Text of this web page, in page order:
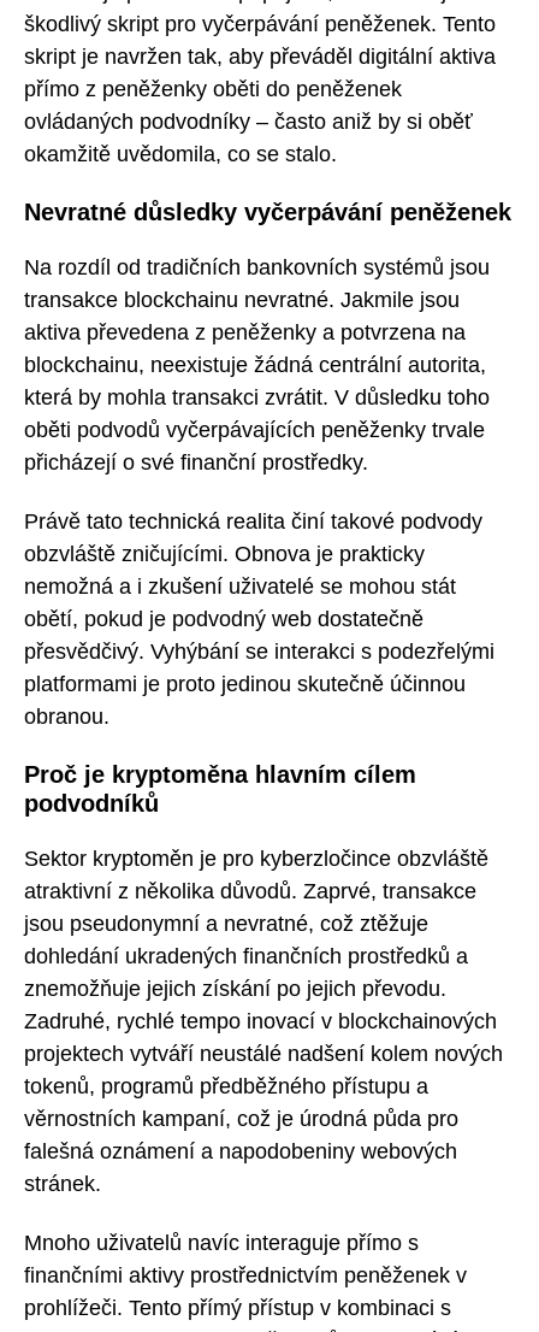
škodlivý skript pro vyčerpávání peněženek. Tento
skript je navržen tak, aby převáděl digitální aktiva
přímo z peněženky oběti do peněženek
ovládaných podvodníky – často aniž by si oběť
okamžitě uvědomila, co se stalo.
Nevratné důsledky vyčerpávání peněženek
Na rozdíl od tradičních bankovních systémů jsou
transakce blockchainu nevratné. Jakmile jsou
aktiva převedena z peněženky a potvrzena na
blockchainu, neexistuje žádná centrální autorita,
která by mohla transakci zvrátit. V důsledku toho
oběti podvodů vyčerpávajících peněženky trvale
přicházejí o své finanční prostředky.
Právě tato technická realita činí takové podvody
obzvláště zničujícími. Obnova je prakticky
nemožná a i zkušení uživatelé se mohou stát
obětí, pokud je podvodný web dostatečně
přesvědčivý. Vyhýbání se interakci s podezřelými
platformami je proto jedinou skutečně účinnou
obranou.
Proč je kryptoměna hlavním cílem
podvodníků
Sektor kryptoměn je pro kyberzločince obzvláště
atraktivní z několika důvodů. Zaprvé, transakce
jsou pseudonymní a nevratné, což ztěžuje
dohledání ukradených finančních prostředků a
znemožňuje jejich získání po jejich převodu.
Zadruhé, rychlé tempo inovací v blockchainových
projektech vytváří neustálé nadšení kolem nových
tokenů, programů předběžného přístupu a
věrnostních kampaní, což je úrodná půda pro
falešná oznámení a napodobeniny webových
stránek.
Mnoho uživatelů navíc interaguje přímo s
finančními aktivy prostřednictvím peněženek v
prohlížeči. Tento přímý přístup v kombinaci s